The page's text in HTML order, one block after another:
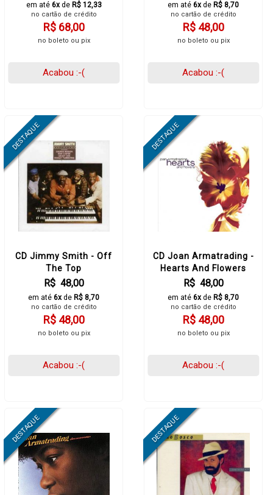
em até 6xde R$ 12,33
no cartão de crédito
R$ 68,00
no boleto ou pix
Acabou :-(
em até 6xde R$ 8,70
no cartão de crédito
R$ 48,00
no boleto ou pix
Acabou :-(
CD Jimmy Smith - Off
The Top
R$ 48,00
em até 6xde R$ 8,70
no cartão de crédito
R$ 48,00
no boleto ou pix
Acabou :-(
CD Joan Armatrading -
Hearts And Flowers
R$ 48,00
em até 6xde R$ 8,70
no cartão de crédito
R$ 48,00
no boleto ou pix
Acabou :-(